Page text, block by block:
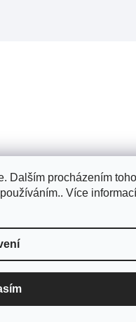
Dalším procházením
Více informací